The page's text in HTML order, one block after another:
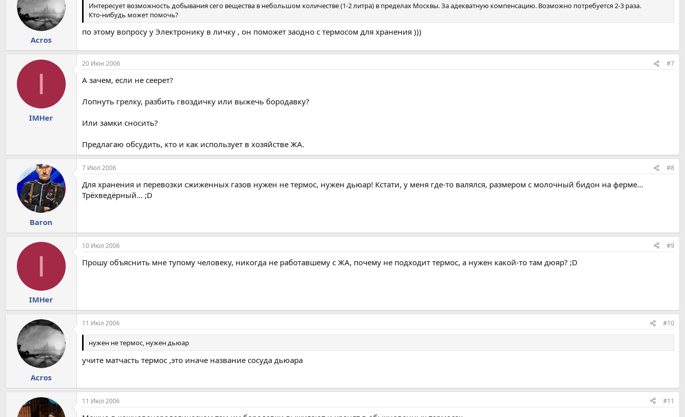
Acros
Интересует возможность добывания сего вещества в небольшом количестве (1-2 литра) в пределах Москвы. За адекватную компенсацию. Возможно потребуется 2-3 раза.
Кто-нибудь может помочь?
по этому вопросу у Электронику в личку , он поможет заодно с термосом для хранения )))
I
IMHer
20 Июн 2006 #7
А зачем, если не сеерет?
Лопнуть грелку, разбить гвоздичку или выжечь бородавку?
Или замки сносить?
Предлагаю обсудить, кто и как использует в хозяйстве ЖА.
Baron
7 Июл 2006 #8
Для хранения и перевозки сжиженных газов нужен не термос, нужен дьюар! Кстати, у меня где-то валялся, размером с молочный бидон на ферме...
Трёхведёрный... ;D
I
IMHer
10 Июл 2006 #9
Прошу объяснить мне тупому человеку, никогда не работавшему с ЖА, почему не подходит термос, а нужен какой-то там дюяр? ;D
Acros
11 Июл 2006 #10
нужен не термос, нужен дьюар
учите матчасть термос ,это иначе название сосуда дьюара
11 Июл 2006 #11